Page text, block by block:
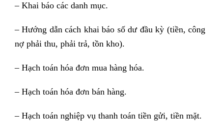
– Khai báo các danh mục.
– Hướng dẫn cách khai báo số dư đầu kỳ (tiền, công
nợ phải thu, phải trả, tồn kho).
– Hạch toán hóa đơn mua hàng hóa.
– Hạch toán hóa đơn bán hàng.
– Hạch toán nghiệp vụ thanh toán tiền gửi, tiền mặt.